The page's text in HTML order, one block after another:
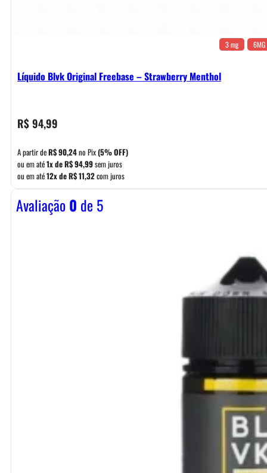
3 mg 6MG
Líquido Blvk Original Freebase – Strawberry Menthol
R$94,99
A partir deR$90,24no Pix(5% OFF)
ou em até1x deR$94,99sem juros
ou em até12x deR$11,32com juros
Avaliação0 de 5